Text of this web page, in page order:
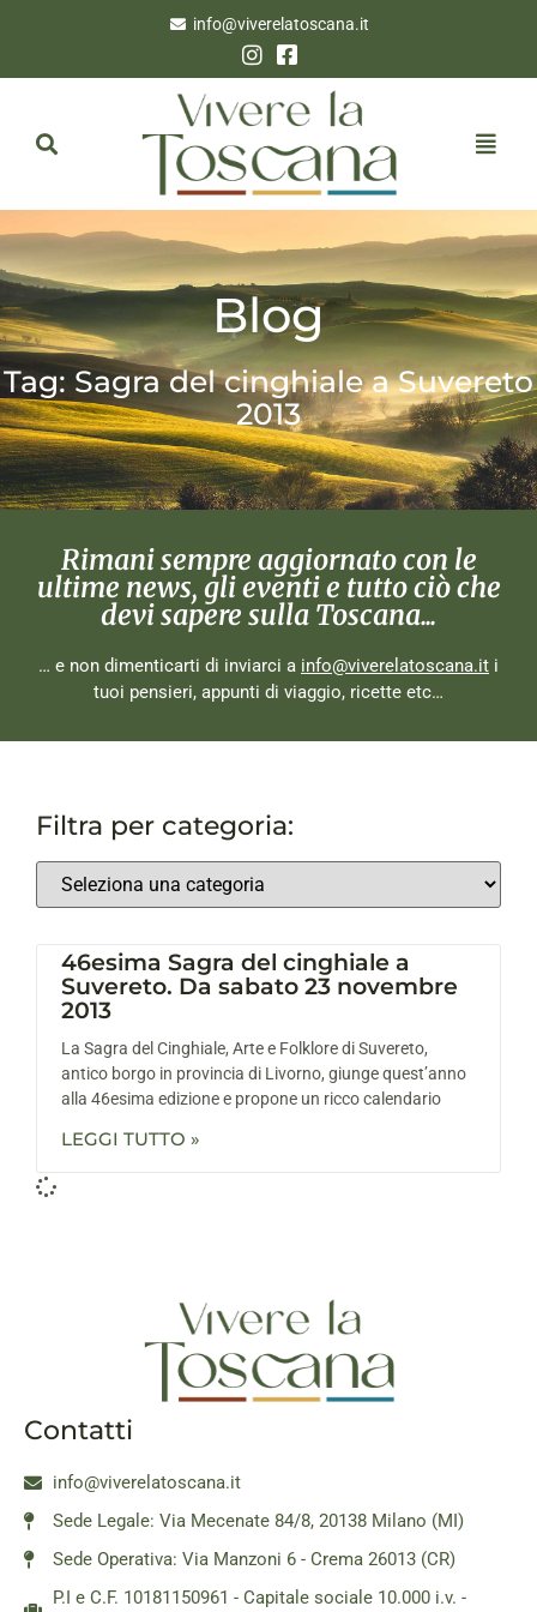
info@viverelatoscana.it
Blog
Tag: Sagra del cinghiale a Suvereto
2013
Rimani sempre aggiornato con le
ultime news, gli eventi e tutto ciò che
devi sapere sulla Toscana...
… e non dimenticarti di inviarci a info@viverelatoscana.it i
tuoi pensieri, appunti di viaggio, ricette etc…
Filtra per categoria:
46esima Sagra del cinghiale a
Suvereto. Da sabato 23 novembre
2013
La Sagra del Cinghiale, Arte e Folklore di Suvereto,
antico borgo in provincia di Livorno, giunge quest’anno
alla 46esima edizione e propone un ricco calendario
LEGGI TUTTO »
Contatti
info@viverelatoscana.it
Sede Legale: Via Mecenate 84/8, 20138 Milano (MI)
Sede Operativa: Via Manzoni 6 - Crema 26013 (CR)
P.I e C.F. 10181150961 - Capitale sociale 10.000 i.v. -